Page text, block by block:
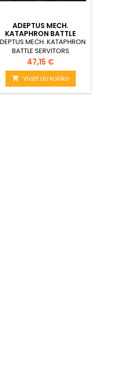
ADEPTUS MECH.
KATAPHRON BATTLE
SERVITORS
MECH. KATAPHRON
BATTLE SERVITORS
Cena
47,15 €
 Vložiť do košíka